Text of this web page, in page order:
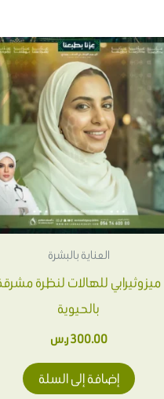
العناية بالبشرة
ميزوثيرابي للهالات لنظرة
بالحيوية
300.00ر.س
إضافة إلى السلة